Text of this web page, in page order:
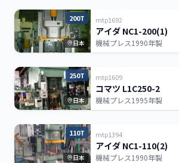
200T
日本
mtp1692
アイダ NC1-200(1)
機械プレス1990年製
250T
日本
mtp1609
コマツ L1C250-2
機械プレス1995年製
110T
日本
mtp1394
アイダ NC1-110(2)
機械プレス1990年製